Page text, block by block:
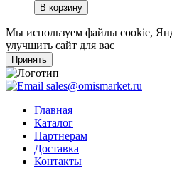
В корзину
Мы используем файлы cookie,
улучшить сайт для вас
Принять
sales@omismarket.ru
Главная
Каталог
Партнерам
Доставка
Контакты